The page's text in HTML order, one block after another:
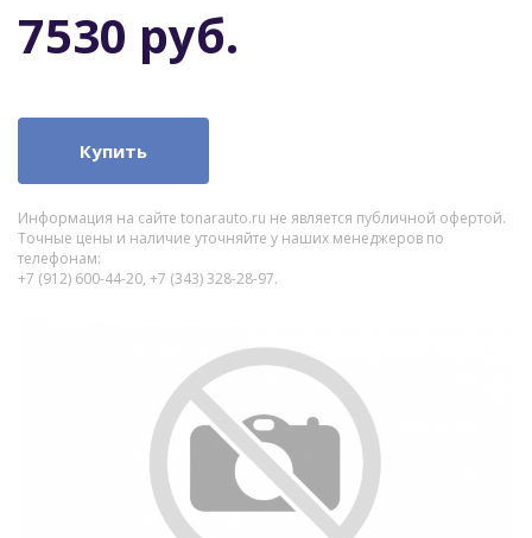
7530 руб.
Купить
Информация на сайте tonarauto.ru не является публичной офертой.
Точные цены и наличие уточняйте у наших менеджеров по
телефонам:
+7 (912) 600-44-20, +7 (343) 328-28-97.